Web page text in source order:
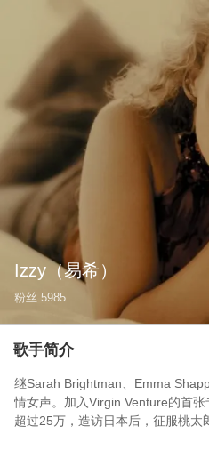
Izzy （易希）
粉丝 5985
歌手简介
继Sarah Brightman、Emma
情女声。加入Virgin Venture的首
超过25万，造访日本后，征服桃太